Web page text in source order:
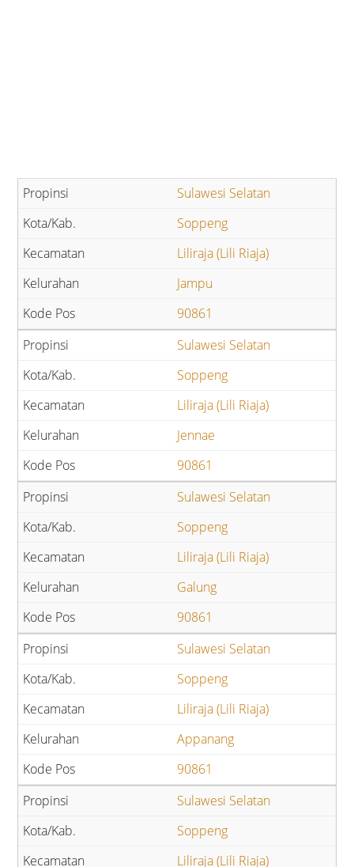
Sulawesi Selatan
Soppeng
Liliraja (Lili Riaja)
Jampu
90861
Sulawesi Selatan
Soppeng
Liliraja (Lili Riaja)
Jennae
90861
Sulawesi Selatan
Soppeng
Liliraja (Lili Riaja)
Galung
90861
Sulawesi Selatan
Soppeng
Liliraja (Lili Riaja)
Appanang
90861
Sulawesi Selatan
Soppeng
Liliraja (Lili Riaja)